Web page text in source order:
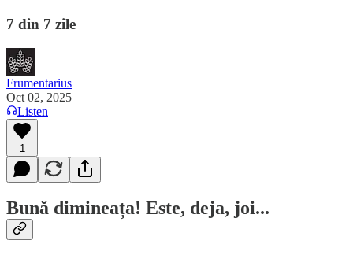
7 din 7 zile
Frumentarius
Oct 02, 2025
Listen
1
Bună dimineața! Este, deja, joi...